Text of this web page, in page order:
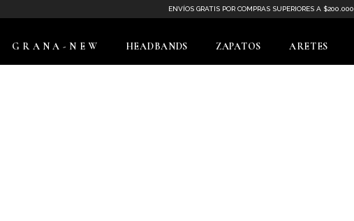
ENVÍOS GRATIS POR COMPRAS SUPERIORES A $200.000
G R A N A - N E W HEADBANDS ZAPATOS ARETES